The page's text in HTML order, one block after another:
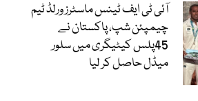
آئی ٹی ایف ٹینس ماسٹرز ورلڈ ٹیم
چیمپئن شپ، پاکستان نے
45پلس کیٹیگری میں سلور
میڈل حاصل کر لیا